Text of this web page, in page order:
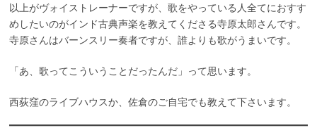
以上がヴォイストレーナーですが、歌をやっている人全てにおすす
めしたいのがインド古典声楽を教えてくださる寺原太郎さんです。
寺原さんはバーンスリー奏者ですが、誰よりも歌がうまいです。
「あ、歌ってこういうことだったんだ」って思います。
西荻窪のライブハウスか、佐倉のご自宅でも教えて下さいます。